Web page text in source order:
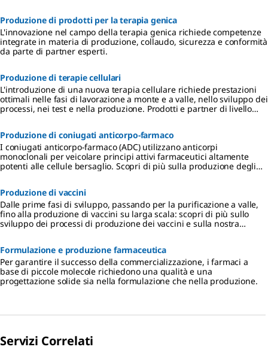
Produzione di prodotti per la terapia genica
L'innovazione nel campo della terapia genica richiede competenze
integrate in materia di produzione, collaudo, sicurezza e conformità
da parte di partner esperti.
Produzione di terapie cellulari
L'introduzione di una nuova terapia cellulare richiede prestazioni
ottimali nelle fasi di lavorazione a monte e a valle, nello sviluppo dei
processi, nei test e nella produzione. Prodotti e partner di livello
Produzione di coniugati anticorpo-farmaco
I coniugati anticorpo-farmaco (ADC) utilizzano anticorpi
monoclonali per veicolare principi attivi farmaceutici altamente
potenti alle cellule bersaglio. Scopri di più sulla produzione degli
Produzione di vaccini
Dalle prime fasi di sviluppo, passando per la purificazione a valle,
fino alla produzione di vaccini su larga scala: scopri di più sullo
sviluppo dei processi di produzione dei vaccini e sulla nostra
Formulazione e produzione farmaceutica
Per garantire il successo della commercializzazione, i farmaci a
base di piccole molecole richiedono una qualità e una
progettazione solide sia nella formulazione che nella produzione.
Servizi Correlati